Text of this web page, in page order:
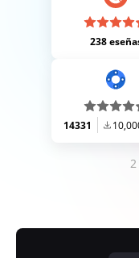
238
14331